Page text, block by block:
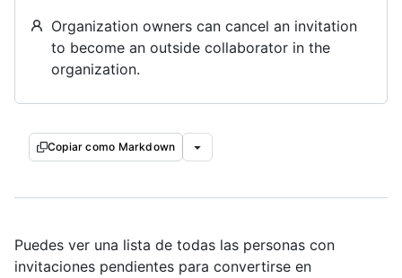
Organization owners can cancel an invitation
to become an outside collaborator in the
organization.
Copiar como Markdown
Puedes ver una lista de todas las personas con
invitaciones pendientes para convertirse en